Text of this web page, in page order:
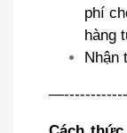
phí
hàng
Nhận